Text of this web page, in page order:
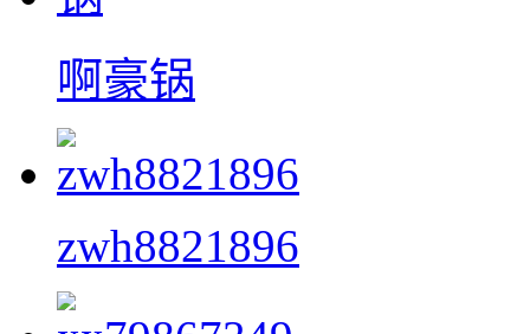
啊豪锅
zwh8821896